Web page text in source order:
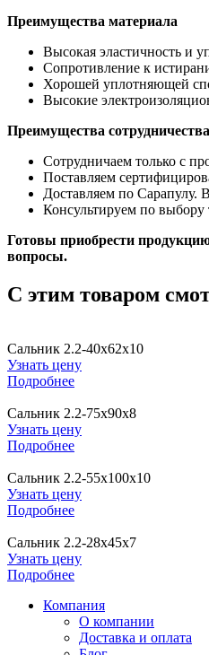
Преимущества материала
Высокая эластичность и
Сопротивление к
Хорошей уплотняющей
Высокие
Преимущества
Сотрудничаем только с
Поставляем
Доставляем по Сарапулу.
Консультируем по
Готовы приобрести
вопросы.
C этим товаром
Сальник 2.2-40х62х10
Узнать цену
Подробнее
Сальник 2.2-75х90х8
Узнать цену
Подробнее
Сальник 2.2-55х100х10
Узнать цену
Подробнее
Сальник 2.2-28х45х7
Узнать цену
Подробнее
Компания
О компании
Доставка и оплата